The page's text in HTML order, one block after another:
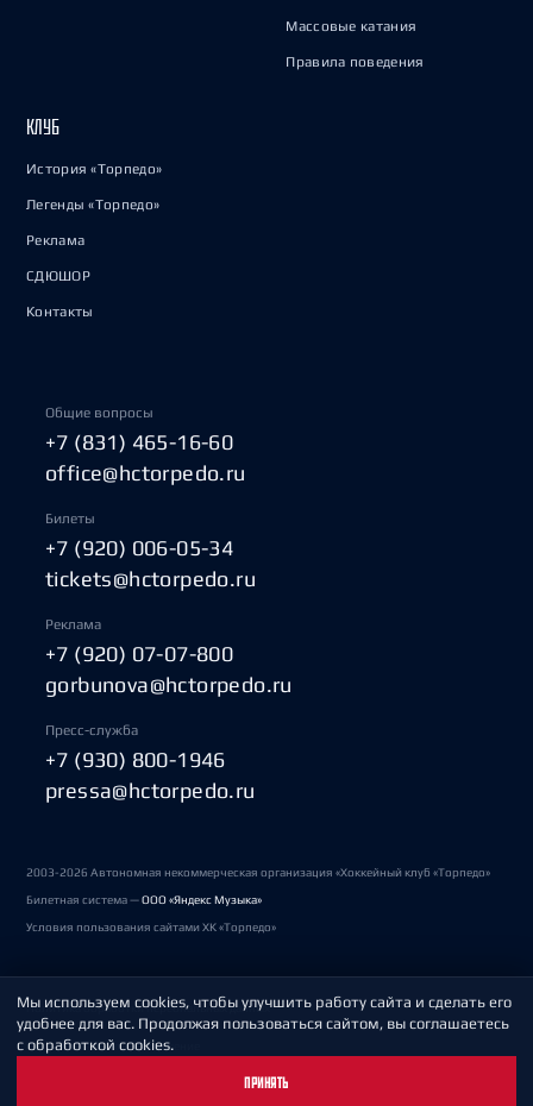
Массовые катания
Правила поведения
КЛУБ
История «Торпедо»
Легенды «Торпедо»
Реклама
СДЮШОР
Контакты
Общие вопросы
+7 (831) 465-16-60
office@hctorpedo.ru
Билеты
+7 (920) 006-05-34
tickets@hctorpedo.ru
Реклама
+7 (920) 07-07-800
gorbunova@hctorpedo.ru
Пресс-служба
+7 (930) 800-1946
pressa@hctorpedo.ru
2003-2026 Автономная некоммерческая организация «Хоккейный клуб «Торпедо»
Билетная система —ООО «Яндекс Музыка»
Условия пользования сайтами ХК «Торпедо»
Политика обработки персональных данных
Пользовательское соглашение
Мы используем cookies, чтобы улучшить работу сайта и сделать его
удобнее для вас. Продолжая пользоваться сайтом, вы соглашаетесь
с обработкой cookies.
ПРИНЯТЬ